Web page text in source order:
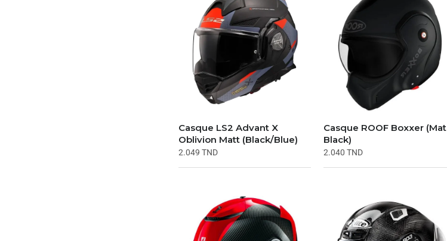
Casque LS2 Advant X
Oblivion Matt (Black/Blue)
2.049 TND
Casque ROOF Boxxer (Mat
Black)
2.040 TND